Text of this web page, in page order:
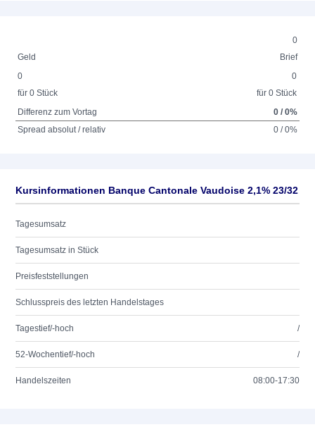
0
Geld
Brief
0
für 0 Stück
0
für 0 Stück
Differenz zum Vortag
0 / 0%
Spread absolut / relativ
0 / 0%
Kursinformationen Banque Cantonale Vaudoise 2,1% 23/32
Tagesumsatz
Tagesumsatz in Stück
Preisfeststellungen
Schlusspreis des letzten Handelstages
Tagestief/-hoch /
52-Wochentief/-hoch /
Handelszeiten 08:00-17:30